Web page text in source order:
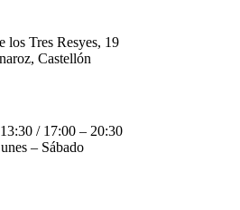
los Tres Resyes, 19
Castellón
/ 17:00 – 20:30
– Sábado